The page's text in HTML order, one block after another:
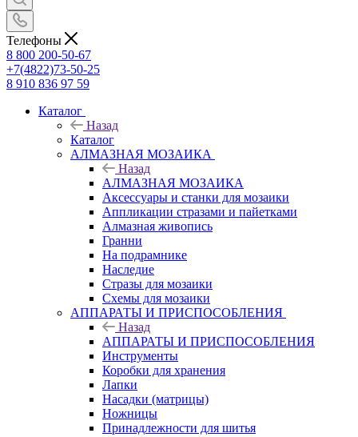
Телефоны
8 800 200-50-67
+7(4822)73-50-25
8 910 836 97 59
Каталог
Назад
Каталог
АЛМАЗНАЯ МОЗАИКА
Назад
АЛМАЗНАЯ МОЗАИКА
Аксессуары и станки для мозаики
Аппликации стразами и пайетками
Алмазная живопись
Гранни
На подрамнике
Наследие
Стразы для мозаики
Схемы для мозаики
АППАРАТЫ И ПРИСПОСОБЛЕНИЯ
Назад
АППАРАТЫ И ПРИСПОСОБЛЕНИЯ
Инструменты
Коробки для хранения
Лапки
Насадки (матрицы)
Ножницы
Принадлежности для шитья